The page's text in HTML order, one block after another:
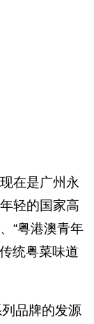
在是广州永
轻的国家高
“粤港澳青年
统粤菜味道
品牌的发源